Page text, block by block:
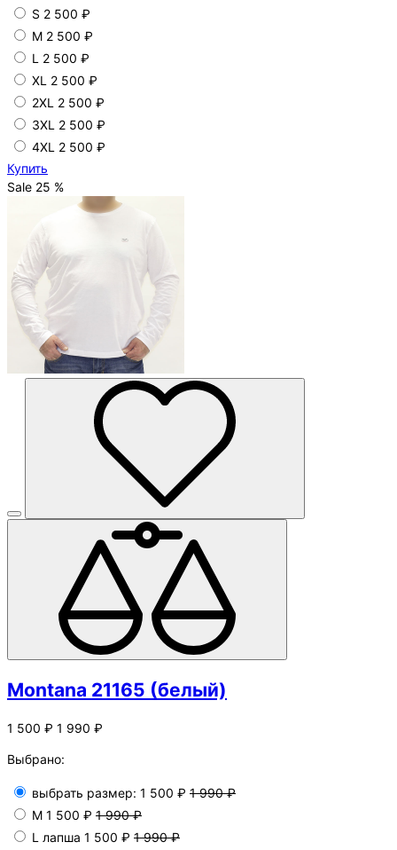
S 2 500 ₽
M 2 500 ₽
L 2 500 ₽
XL 2 500 ₽
2XL 2 500 ₽
3XL 2 500 ₽
4XL 2 500 ₽
Купить
Sale 25 %
Montana 21165 (белый)
1 500 ₽ 1 990 ₽
Выбрано:
выбрать размер: 1 500 ₽ 1 990 ₽
M 1 500 ₽ 1 990 ₽
L лапша 1 500 ₽ 1 990 ₽